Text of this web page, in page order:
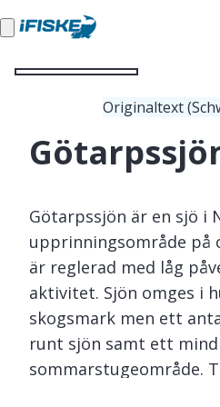
Originaltext
Götarpssjön är en sjö i
upprinningsområde på
är reglerad med låg
aktivitet. Sjön omges i
skogsmark men ett
runt sjön samt ett
sommarstugeområde.